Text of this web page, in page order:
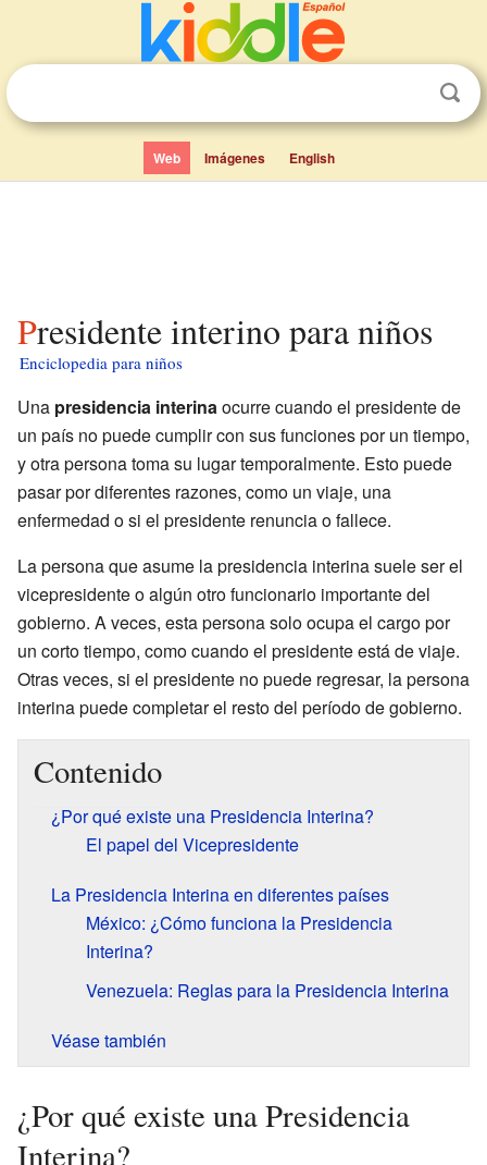
Web Imágenes English
Presidente interino para niños
Enciclopedia para niños
Una presidencia interinaocurre cuando el presidente de
un país no puede cumplir con sus funciones por un tiempo,
y otra persona toma su lugar temporalmente. Esto puede
pasar por diferentes razones, como un viaje, una
enfermedad o si el presidente renuncia o fallece.
La persona que asume la presidencia interina suele ser el
vicepresidente o algún otro funcionario importante del
gobierno. A veces, esta persona solo ocupa el cargo por
un corto tiempo, como cuando el presidente está de viaje.
Otras veces, si el presidente no puede regresar, la persona
interina puede completar el resto del período de gobierno.
Contenido
¿Por qué existe una Presidencia Interina?
El papel del Vicepresidente
La Presidencia Interina en diferentes países
México: ¿Cómo funciona la Presidencia
Interina?
Venezuela: Reglas para la Presidencia Interina
Véase también
¿Por qué existe una Presidencia
Interina?